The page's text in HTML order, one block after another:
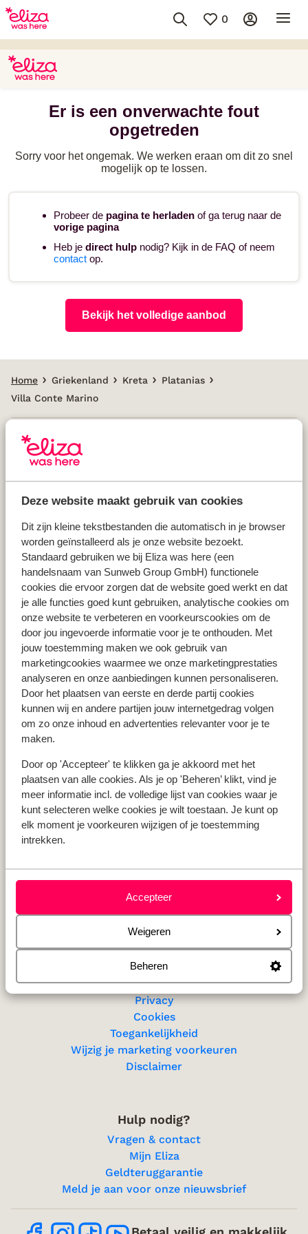
Deze website maakt gebruik van cookies
Dit zijn kleine tekstbestanden die automatisch in je browser
worden geïnstalleerd als je onze website bezoekt.
Standaard gebruiken we bij Eliza was here (een
handelsnaam van Sunweb Group GmbH) functionele
cookies die ervoor zorgen dat de website goed werkt en dat
je alle functies goed kunt gebruiken, analytische cookies om
onze website te verbeteren en voorkeurscookies om de
door jou ingevoerde informatie voor je te onthouden. Met
jouw toestemming maken we ook gebruik van
marketingcookies waarmee we onze marketingprestaties
analyseren en onze aanbiedingen kunnen personaliseren.
Door het plaatsen van eerste en derde partij cookies
kunnen wij en andere partijen jouw internetgedrag volgen
om zo onze inhoud en advertenties relevanter voor je te
maken.
Door op 'Accepteer' te klikken ga je akkoord met het
plaatsen van alle cookies. Als je op 'Beheren’ klikt, vind je
meer informatie incl. de volledige lijst van cookies waar je
kunt selecteren welke cookies je wilt toestaan. Je kunt op
elk moment je voorkeuren wijzigen of je toestemming
intrekken.
Accepteer
Weigeren
Beheren
0
Er is een onverwachte fout
opgetreden
Sorry voor het ongemak. We werken eraan om dit zo snel
mogelijk op te lossen.
Probeer de pagina te herladen of ga terug naar de
vorige pagina
Heb je direct hulp nodig? Kijk in de FAQ of neem
contact op.
Bekijk het volledige aanbod
Home Griekenland Kreta
Platanias
Villa Conte Marino
Vakantie Griekenland
Vakantie Spanje
Vakantie Italië
Vakantie Portugal
Populaire regio's
Vakantie Kreta
Vakantie Zakynthos
Vakantie Andalusië
Vakantie Algarve
Type vakantie
Zomervakantie
Herfstvakantie
Verantwoord op vakantie
Vacatures
Sitemap
Privacy & cookies
Privacy
Cookies
Toegankelijkheid
Wijzig je marketing voorkeuren
Disclaimer
Hulp nodig?
Vragen & contact
Mijn Eliza
Geldteruggarantie
Meld je aan voor onze nieuwsbrief